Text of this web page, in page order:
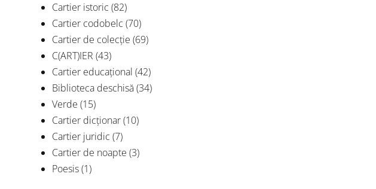
Cartier istoric (82)
Cartier codobelc (70)
Cartier de colecție (69)
C(ART)IER (43)
Cartier educațional (42)
Biblioteca deschisă(34)
Verde (15)
Cartier dicționar(10)
Cartier juridic (7)
Cartier de noapte (3)
Poesis(1)